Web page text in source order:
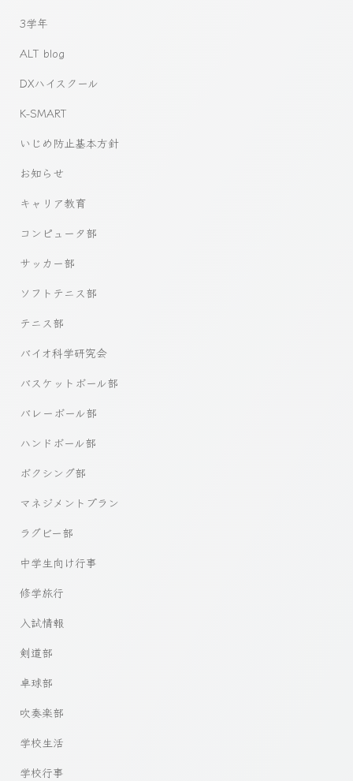
3学年
ALT blog
DXハイスクール
K-SMART
いじめ防止基本方針
お知らせ
キャリア教育
コンピュータ部
サッカー部
ソフトテニス部
テニス部
バイオ科学研究会
バスケットボール部
バレーボール部
ハンドボール部
ボクシング部
マネジメントプラン
ラグビー部
中学生向け行事
修学旅行
入試情報
剣道部
卓球部
吹奏楽部
学校生活
学校行事